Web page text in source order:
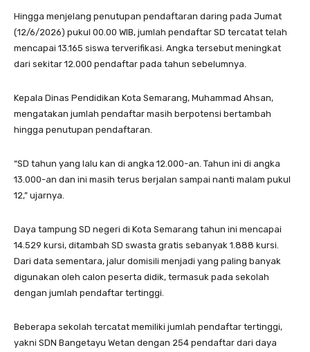
Hingga menjelang penutupan pendaftaran daring pada Jumat
(12/6/2026) pukul 00.00 WIB, jumlah pendaftar SD tercatat telah
mencapai 13.165 siswa terverifikasi. Angka tersebut meningkat
dari sekitar 12.000 pendaftar pada tahun sebelumnya.
Kepala Dinas Pendidikan Kota Semarang, Muhammad Ahsan,
mengatakan jumlah pendaftar masih berpotensi bertambah
hingga penutupan pendaftaran.
“SD tahun yang lalu kan di angka 12.000-an. Tahun ini di angka
13.000-an dan ini masih terus berjalan sampai nanti malam pukul
12,” ujarnya.
Daya tampung SD negeri di Kota Semarang tahun ini mencapai
14.529 kursi, ditambah SD swasta gratis sebanyak 1.888 kursi.
Dari data sementara, jalur domisili menjadi yang paling banyak
digunakan oleh calon peserta didik, termasuk pada sekolah
dengan jumlah pendaftar tertinggi.
Beberapa sekolah tercatat memiliki jumlah pendaftar tertinggi,
yakni SDN Bangetayu Wetan dengan 254 pendaftar dari daya